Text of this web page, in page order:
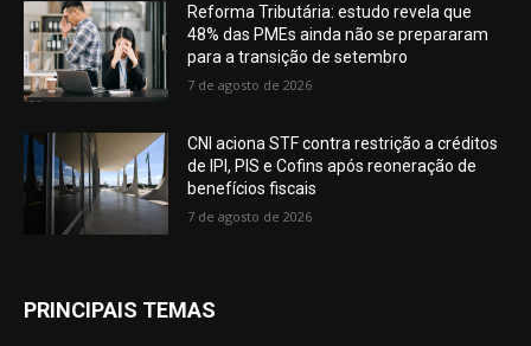
Reforma Tributária: estudo revela que
48% das PMEs ainda não se prepararam
para a transição de setembro
7 de agosto de 2026
CNI aciona STF contra restrição a créditos
de IPI, PIS e Cofins após reoneração de
benefícios fiscais
7 de agosto de 2026
PRINCIPAIS TEMAS